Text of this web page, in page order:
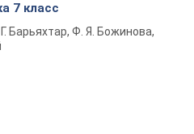
7 класс
Г. Барьяхтар, Ф. Я. Божинова,